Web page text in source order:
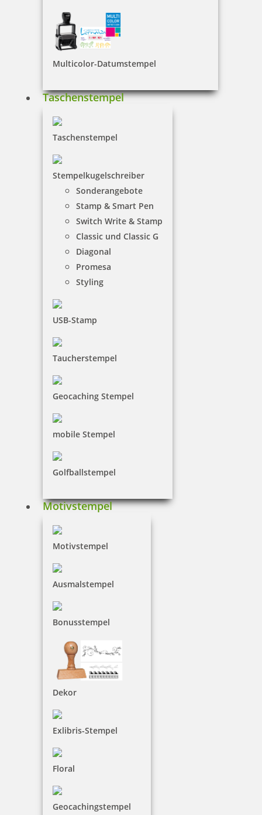
Multicolor-Datumstempel
Taschenstempel
Taschenstempel
Stempelkugelschreiber
Sonderangebote
Stamp & Smart Pen
Switch Write & Stamp
Classic und Classic G
Diagonal
Promesa
Styling
USB-Stamp
Taucherstempel
Geocaching Stempel
mobile Stempel
Golfballstempel
Motivstempel
Motivstempel
Ausmalstempel
Bonusstempel
Dekor
Exlibris-Stempel
Floral
Geocachingstempel
Willkommen im Produkt-Konfigurator!
Wie möchten Sie starten?
Ihre fertige Gestaltung hochladen
Vorlage 1
Vorlage 4
Vorlage 5
Vorlage 7
Vorlage 8
Vorlage 9
Vorlage 11